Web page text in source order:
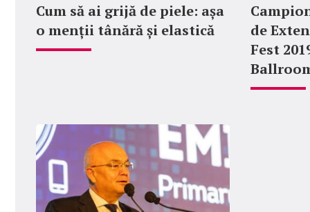
Cum să ai grijă de piele: așa
o menții tânără și elastică
de
Fest